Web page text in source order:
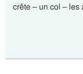
crête – un col –